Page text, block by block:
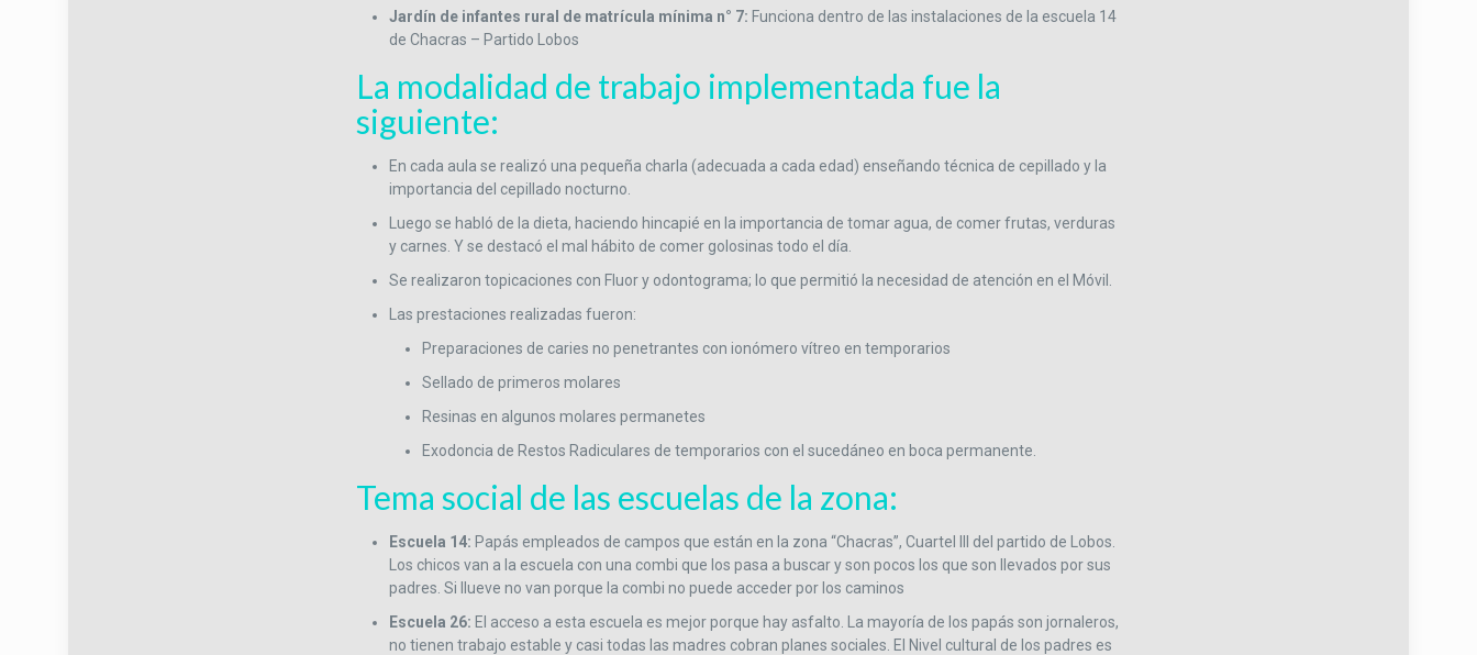
Jardín de infantes rural de matrícula mínima n° 7: Funciona dentro de las instalaciones de la escuela 14
de Chacras – Partido Lobos
La modalidad de trabajo implementada fue la
siguiente:
En cada aula se realizó una pequeña charla (adecuada a cada edad) enseñando técnica de cepillado y la
importancia del cepillado nocturno.
Luego se habló de la dieta, haciendo hincapié en la importancia de tomar agua, de comer frutas, verduras
y carnes. Y se destacó el mal hábito de comer golosinas todo el día.
Se realizaron topicaciones con Fluor y odontograma; lo que permitió la necesidad de atención en el Móvil.
Las prestaciones realizadas fueron:
Preparaciones de caries no penetrantes con ionómero vítreo en temporarios
Sellado de primeros molares
Resinas en algunos molares permanetes
Exodoncia de Restos Radiculares de temporarios con el sucedáneo en boca permanente.
Tema social de las escuelas de la zona:
Escuela 14: Papás empleados de campos que están en la zona “Chacras”, Cuartel III del partido de Lobos.
Los chicos van a la escuela con una combi que los pasa a buscar y son pocos los que son llevados por sus
padres. Si llueve no van porque la combi no puede acceder por los caminos
Escuela 26: El acceso a esta escuela es mejor porque hay asfalto. La mayoría de los papás son jornaleros,
no tienen trabajo estable y casi todas las madres cobran planes sociales. El Nivel cultural de los padres es